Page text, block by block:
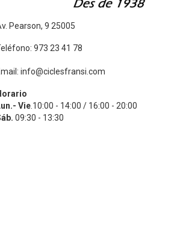
Pearson, 9 25005
973 23 41 78
info@ciclesfransi.com
Vie .10:00 - 14:00 / 16:00 - 20:00
09:30 - 13:30